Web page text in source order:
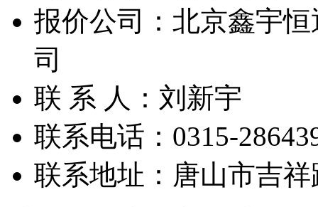
报价公司： 北京鑫宇
司
联 系 人： 刘新宇
联系电话： 0315-
联系地址： 唐山市吉